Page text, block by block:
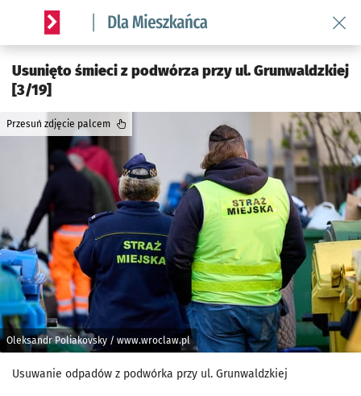
Serwis informacyjny wroclaw.pl podserwis: Dla mieszkańca
Usunięto śmieci z podwórza przy ul. Grunwaldzkiej
[3/19]
Oleksandr Poliakovsky / www.wroclaw.pl
Przesuń zdjęcie palcem
Usuwanie odpadów z podwórka przy ul. Grunwaldzkiej